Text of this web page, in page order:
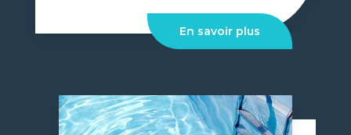
En savoir plus